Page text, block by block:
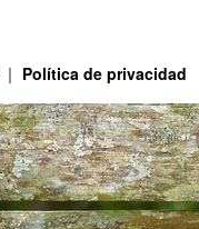
Política de privacidad
This site is